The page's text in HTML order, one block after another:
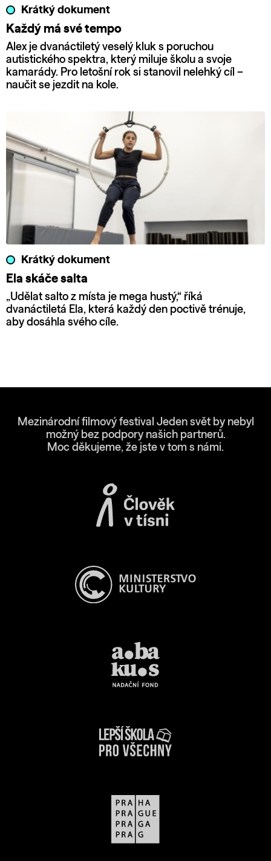
Krátký dokument
Každý má své tempo
Alex je dvanáctiletý veselý kluk s poruchou
autistického spektra, který miluje školu a svoje
kamarády. Pro letošní rok si stanovil nelehký cíl –
naučit se jezdit na kole.
Krátký dokument
Ela skáče salta
„Udělat salto z místa je mega hustý,“ říká
dvanáctiletá Ela, která každý den poctivě trénuje,
aby dosáhla svého cíle.
Mezinárodní filmový festival Jeden svět by nebyl
možný bez podpory našich partnerů.
Moc děkujeme, že jste v tom s námi.